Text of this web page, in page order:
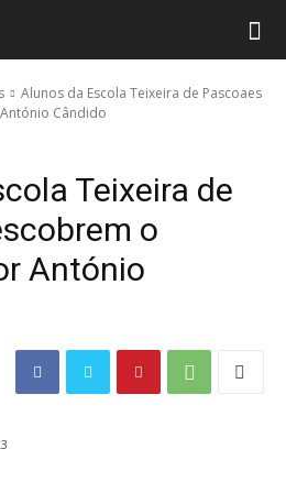
Alunos da Escola Teixeira de Pascoaes
Cândido
Teixeira de
o
António